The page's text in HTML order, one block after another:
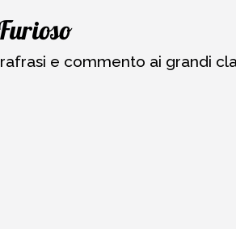
e commento ai grandi